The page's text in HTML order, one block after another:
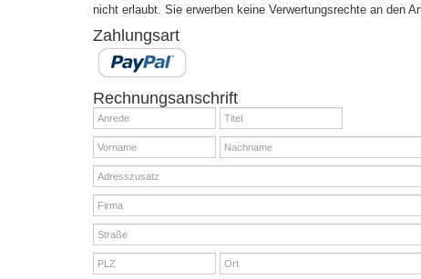
nicht erlaubt. Sie erwerben keine Verwertungsrechte an den
Zahlungsart
Rechnungsanschrift